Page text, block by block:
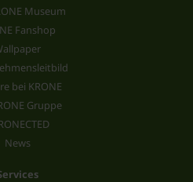
Museum
Fanshop
bei KRONE
Gruppe
News